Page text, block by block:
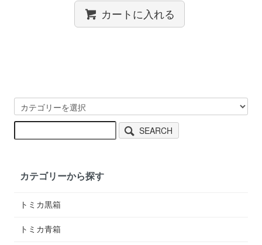
カートに入れる
SEARCH
カテゴリーから探す
トミカ黒箱
トミカ青箱